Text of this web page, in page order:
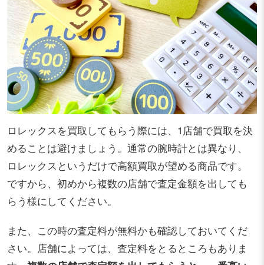
ロレックスを買取してもらう際には、1店舗で買取を決
めることは避けましょう。通常の腕時計とは異なり、
ロレックスというだけで高額買取が望める商品です。
ですから、初めから複数の店舗で査定金額を出しても
らう様にしてください。
また、この時の査定料が無料かも確認しておいてくだ
さい。店舗によっては、査定料をとるところもありま